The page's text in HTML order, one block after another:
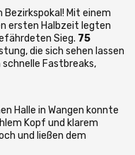
Mit einem
ersten Halbzeit legten
Sieg. 75
die sich sehen lassen
schnelle Fastbreaks,
Halle in Wangen konnte
Kopf und klarem
und ließen dem